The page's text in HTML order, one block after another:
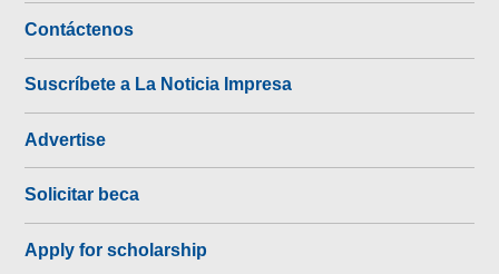
Contáctenos
Suscríbete a La Noticia Impresa
Advertise
Solicitar beca
Apply for scholarship